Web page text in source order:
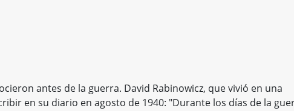
antes de la guerra. David Rabinowicz, que vivió en una
en su diario en agosto de 1940: "Durante los días de la